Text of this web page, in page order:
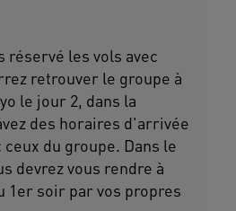
réservé les vols avec
retrouver le groupe à
le jour 2, dans la
des horaires d'arrivée
du groupe. Dans le
devrez vous rendre à
1er soir par vos propres